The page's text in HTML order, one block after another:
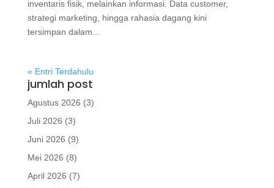
inventaris fisik, melainkan informasi. Data customer,
strategi marketing, hingga rahasia dagang kini
tersimpan dalam...
« Entri Terdahulu
jumlah post
Agustus 2026 (3)
Juli 2026 (3)
Juni 2026 (9)
Mei 2026 (8)
April 2026 (7)